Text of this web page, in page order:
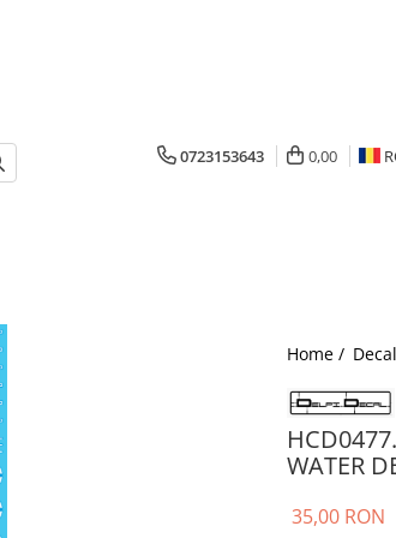
0723153643 0,00
Home /
WATER
35,00 RON